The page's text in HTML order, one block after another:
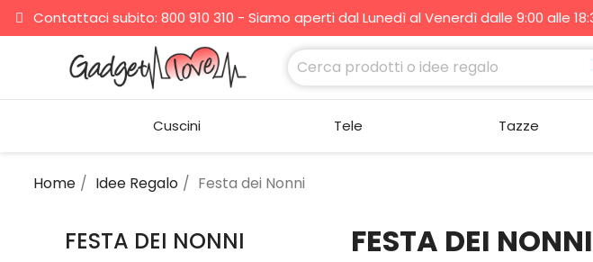
Contattaci subito: 800 910 310 - Siamo aperti dal Lunedì al Venerdì dalle 9:00 alle
Cuscini Tele Tazze
Home Idee Regalo Festa dei Nonni
FESTA DEI NONNI FESTA DEI NONNI